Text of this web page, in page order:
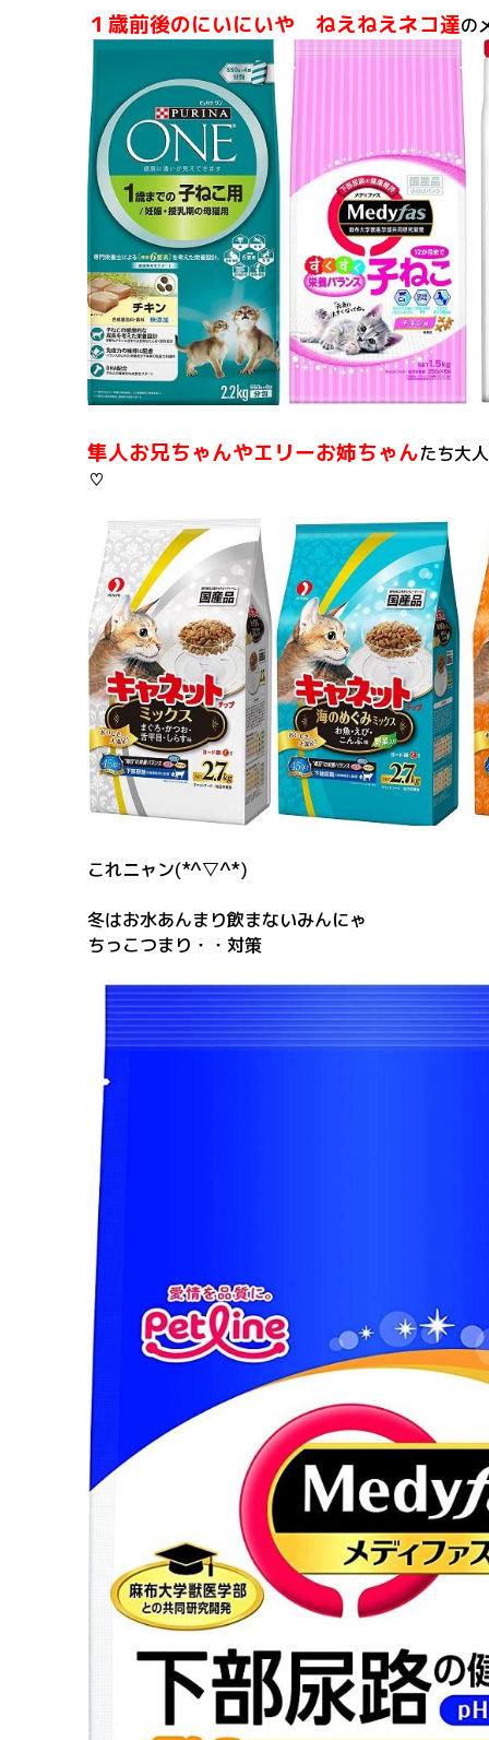
１歳前後のにいにいや ねえねえネコ達の
隼人お兄ちゃんやエリーお姉ちゃんたち大
♡
これニャン(*^▽^*)
冬はお水あんまり飲まないみんにゃ
ちっこつまり・・対策